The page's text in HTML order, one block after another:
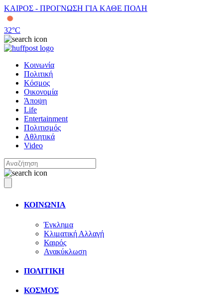
ΚΑΙΡΟΣ - ΠΡΟΓΝΩΣΗ ΓΙΑ ΚΑΘΕ ΠΟΛΗ
32°C
Κοινωνία
Πολιτική
Κόσμος
Οικονομία
Άποψη
Life
Entertainment
Πολιτισμός
Αθλητικά
Video
ΚΟΙΝΩΝΙΑ
Έγκλημα
Κλιματική Αλλαγή
Καιρός
Ανακύκλωση
ΠΟΛΙΤΙΚΗ
ΚΟΣΜΟΣ